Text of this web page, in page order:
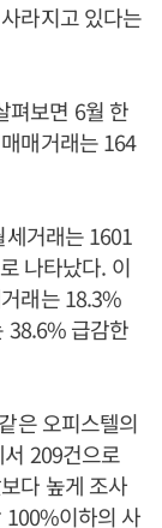
라지고 있다는
펴보면 6월 한
매거래는 164
거래는 1601
나타났다. 이
래는 18.3%
38.6% 급감한
은 오피스텔의
209건으로
다 높게 조사
이하의 사